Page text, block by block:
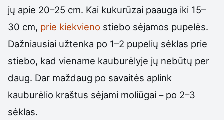
jų apie 20–25 cm. Kai kukurūzai paauga iki 15–
30 cm, prie kiekvieno stiebo sėjamos pupelės.
Dažniausiai užtenka po 1–2 pupelių sėklas prie
stiebo, kad viename kauburėlyje jų nebūtų per
daug. Dar maždaug po savaitės aplink
kauburėlio kraštus sėjami moliūgai – po 2–3
sėklas.